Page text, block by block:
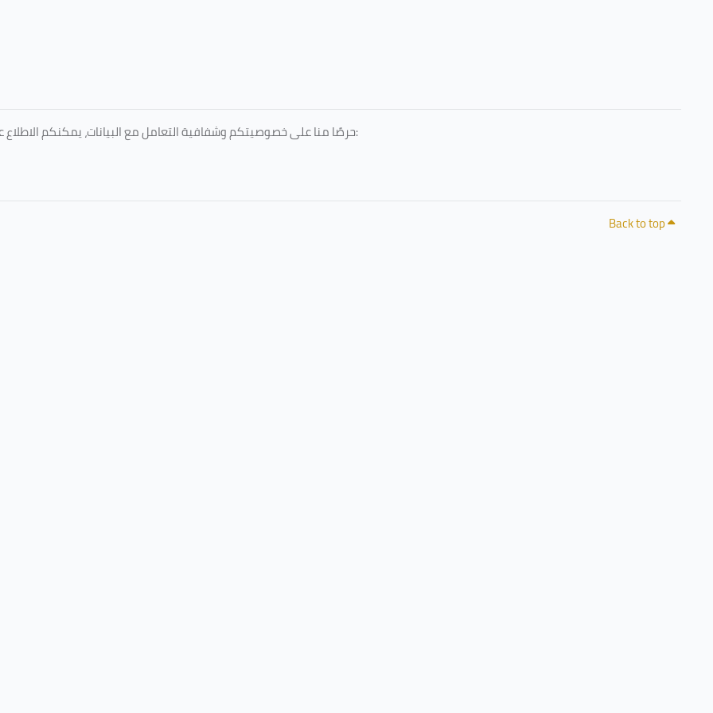
حرصًا منا على خصوصيتكم وشفافية التعامل مع البيانات، يمكنكم الاطلاع على سياسة الخصوصية المعتمدة من جامعة الطائف عبر الرابط التالي:
Back to top